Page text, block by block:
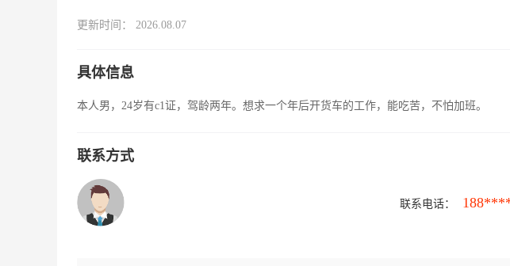
更新时间： 2026.08.07
具体信息
本人男，24岁有c1证，驾龄两年。想求一个年后开货车的工作，能吃苦，不怕加班。
联系方式
联系电话：